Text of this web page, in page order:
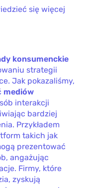
się więcej
konsumenckie
strategii
Jak pokazaliśmy,
mediów
interakcji
bardziej
Przykładem
takich jak
prezentować
angażując
Firmy, które
zyskują